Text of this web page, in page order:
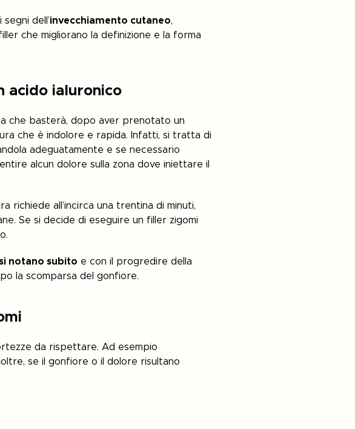
dell’invecchiamento cutaneo,
che migliorano la definizione e la forma
acido ialuronico
che basterà, dopo aver prenotato un
che è indolore e rapida. Infatti, si tratta di
adeguatamente e se necessario
alcun dolore sulla zona dove iniettare il
richiede all’incirca una trentina di minuti,
Se si decide di eseguire un filler zigomi
notano subito e con il progredire della
la scomparsa del gonfiore.
da rispettare. Ad esempio
se il gonfiore o il dolore risultano